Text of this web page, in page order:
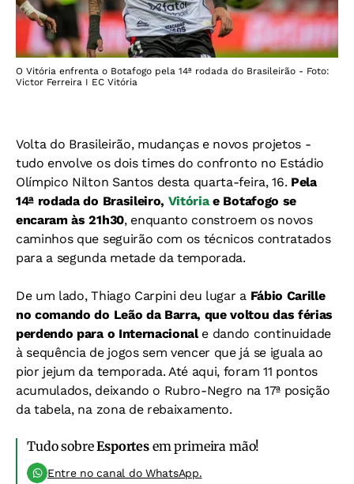
O Vitória enfrenta o Botafogo pela 14ª rodada do Brasileirão - Foto:
Victor Ferreira I EC Vitória
Volta do Brasileirão, mudanças e novos projetos -
tudo envolve os dois times do confronto no Estádio
Olímpico Nilton Santos desta quarta-feira, 16. Pela
14ª rodada do Brasileiro, Vitóriae Botafogo se
encaram às 21h30, enquanto constroem os novos
caminhos que seguirão com os técnicos contratados
para a segunda metade da temporada.
De um lado, Thiago Carpini deu lugar a Fábio Carille
no comando do Leão da Barra, que voltou das férias
perdendo para o Internacional e dando continuidade
à sequência de jogos sem vencer que já se iguala ao
pior jejum da temporada. Até aqui, foram 11 pontos
acumulados, deixando o Rubro-Negro na 17ª posição
da tabela, na zona de rebaixamento.
Tudo sobreEsportesem primeira mão!
Entre no canal do WhatsApp.